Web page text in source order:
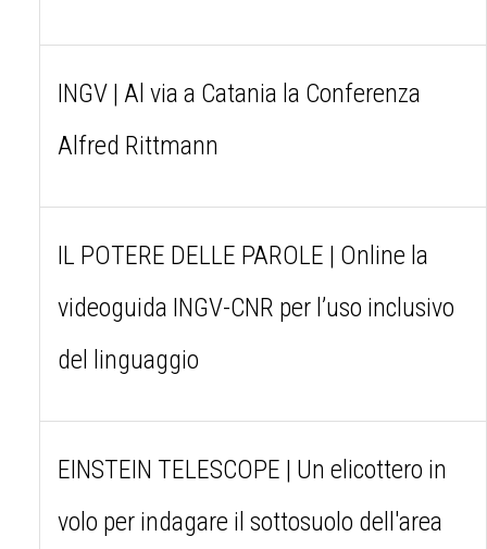
INGV | Al via a Catania la Conferenza
Alfred Rittmann
IL POTERE DELLE PAROLE | Online la
videoguida INGV-CNR per l’uso inclusivo
del linguaggio
EINSTEIN TELESCOPE | Un elicottero in
volo per indagare il sottosuolo dell'area